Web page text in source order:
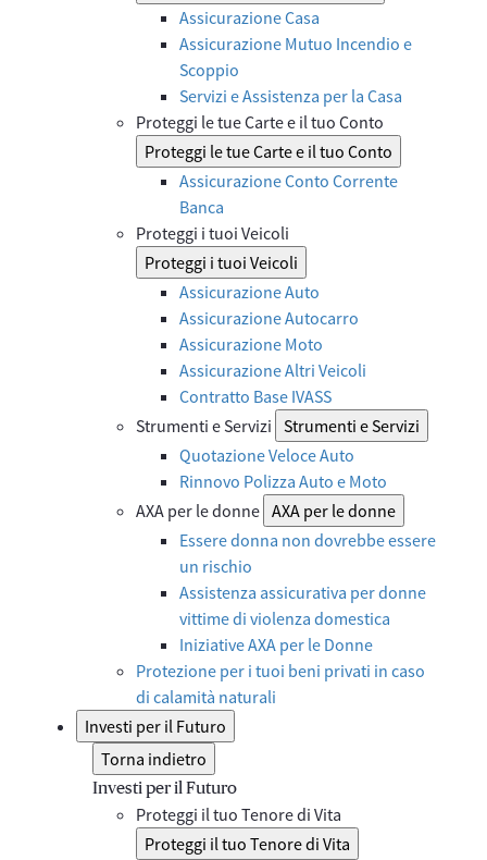
Assicurazione Casa
Assicurazione Mutuo Incendio e
Scoppio
Servizi e Assistenza per la Casa
Proteggi le tue Carte e il tuo Conto
Proteggi le tue Carte e il tuo Conto
Assicurazione Conto Corrente
Banca
Proteggi i tuoi Veicoli
Proteggi i tuoi Veicoli
Assicurazione Auto
Assicurazione Autocarro
Assicurazione Moto
Assicurazione Altri Veicoli
Contratto Base IVASS
Strumenti e Servizi Strumenti e Servizi
Quotazione Veloce Auto
Rinnovo Polizza Auto e Moto
AXA per le donne AXA per le donne
Essere donna non dovrebbe essere
un rischio
Assistenza assicurativa per donne
vittime di violenza domestica
Iniziative AXA per le Donne
Protezione per i tuoi beni privati in caso
di calamità naturali
Investi per il Futuro
Torna indietro
Investi per il Futuro
Proteggi il tuo Tenore di Vita
Proteggi il tuo Tenore di Vita